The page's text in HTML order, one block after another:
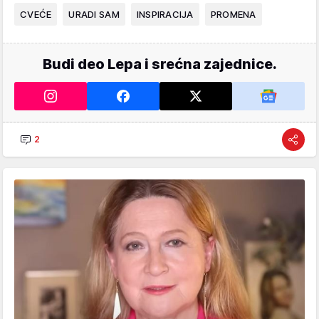
CVEĆE URADI SAM INSPIRACIJA PROMENA
Budi deo Lepa i srećna zajednice.
2